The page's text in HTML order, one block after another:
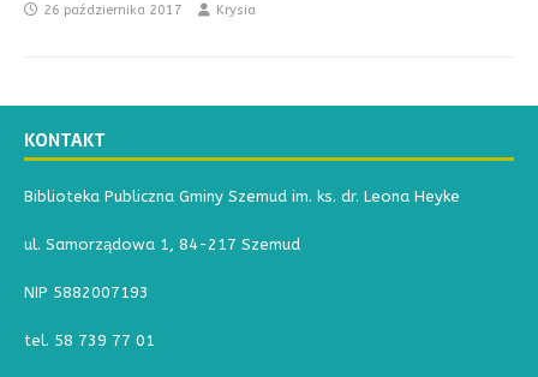
26 października 2017 Krysia
KONTAKT
Biblioteka Publiczna Gminy Szemud im. ks. dr. Leona Heyke
ul. Samorządowa 1, 84-217 Szemud
NIP 5882007193
tel. 58 739 77 01